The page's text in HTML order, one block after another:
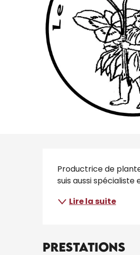
Productrice de
suis aussi
Lire la suite
Prestations